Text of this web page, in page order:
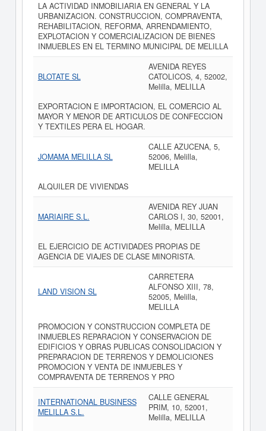
LA ACTIVIDAD INMOBILIARIA EN GENERAL Y LA
URBANIZACION. CONSTRUCCION, COMPRAVENTA,
REHABILITACION, REFORMA, ARRENDAMIENTO,
EXPLOTACION Y COMERCIALIZACION DE BIENES
INMUEBLES EN EL TERMINO MUNICIPAL DE MELILLA
BLOTATE SL
AVENIDA REYES
CATOLICOS, 4, 52002,
Melilla, MELILLA
EXPORTACION E IMPORTACION, EL COMERCIO AL
MAYOR Y MENOR DE ARTICULOS DE CONFECCION
Y TEXTILES PERA EL HOGAR.
JOMAMA MELILLA SL
CALLE AZUCENA, 5,
52006, Melilla,
MELILLA
ALQUILER DE VIVIENDAS
MARIAIRE S.L.
AVENIDA REY JUAN
CARLOS I, 30, 52001,
Melilla, MELILLA
EL EJERCICIO DE ACTIVIDADES PROPIAS DE
AGENCIA DE VIAJES DE CLASE MINORISTA.
LAND VISION SL
CARRETERA
ALFONSO XIII, 78,
52005, Melilla,
MELILLA
PROMOCION Y CONSTRUCCION COMPLETA DE
INMUEBLES REPARACION Y CONSERVACION DE
EDIFICIOS Y OBRAS PUBLICAS CONSOLIDACION Y
PREPARACION DE TERRENOS Y DEMOLICIONES
PROMOCION Y VENTA DE INMUEBLES Y
COMPRAVENTA DE TERRENOS Y PRO
INTERNATIONAL BUSINESS
MELILLA S.L.
CALLE GENERAL
PRIM, 10, 52001,
Melilla, MELILLA